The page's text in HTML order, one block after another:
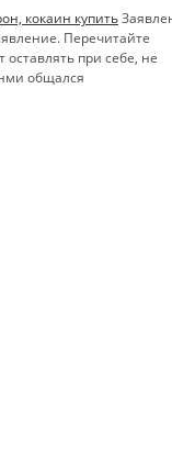
кокаин купить
Перечитайте
при себе, не
общался